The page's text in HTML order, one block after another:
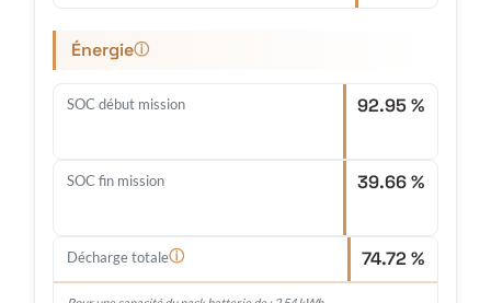
Énergieⓘ
SOC début mission 92.95 %
SOC fin mission 39.66 %
Décharge totaleⓘ 74.72 %